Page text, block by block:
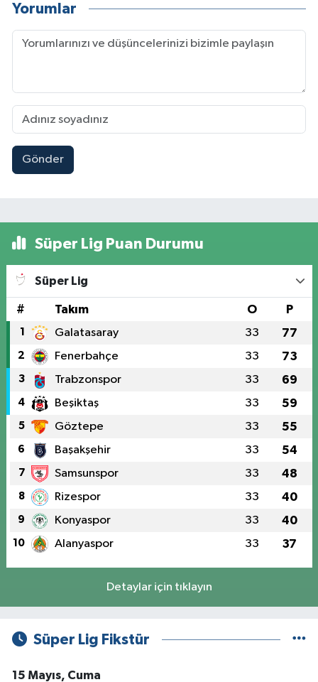
Yorumlar
Gönder
Süper Lig Puan Durumu
Süper Lig
# Takım O P
1 Galatasaray 33 77
2 Fenerbahçe 33 73
3 Trabzonspor 33 69
4 Beşiktaş 33 59
5 Göztepe 33 55
6 Başakşehir 33 54
7 Samsunspor 33 48
8 Rizespor 33 40
9 Konyaspor 33 40
10 Alanyaspor 33 37
Detaylar için tıklayın
Süper Lig Fikstür
15 Mayıs, Cuma